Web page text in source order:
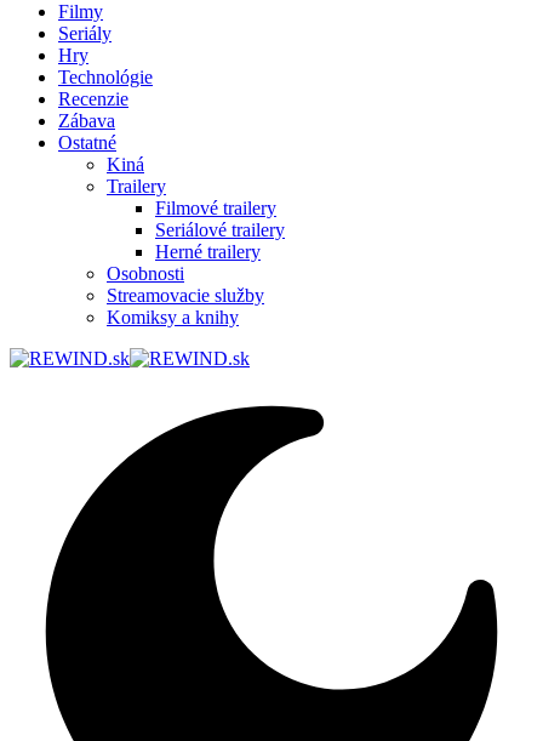
Filmy
Seriály
Hry
Technológie
Recenzie
Zábava
Ostatné
Kiná
Trailery
Filmové trailery
Seriálové trailery
Herné trailery
Osobnosti
Streamovacie služby
Komiksy a knihy